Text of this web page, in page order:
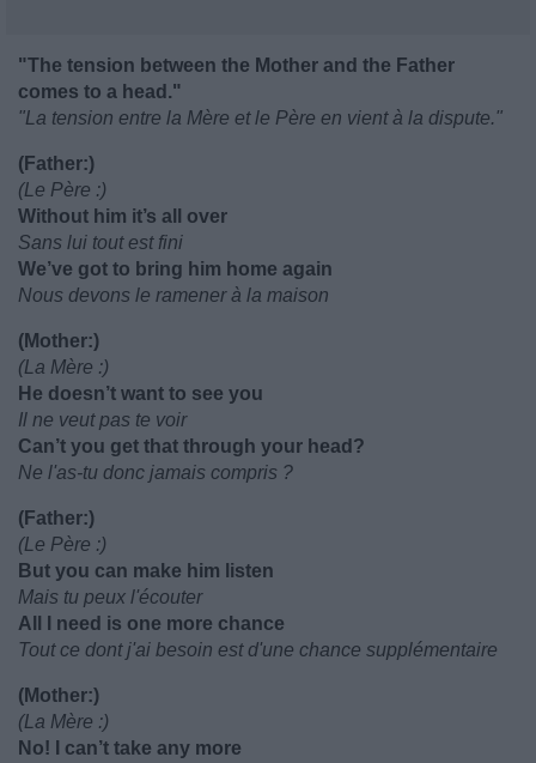
"The tension between the Mother and the Father
comes to a head."
"La tension entre la Mère et le Père en vient à la dispute."
(Father:)
(Le Père :)
Without him it’s all over
Sans lui tout est fini
We’ve got to bring him home again
Nous devons le ramener à la maison
(Mother:)
(La Mère :)
He doesn’t want to see you
Il ne veut pas te voir
Can’t you get that through your head?
Ne l'as-tu donc jamais compris ?
(Father:)
(Le Père :)
But you can make him listen
Mais tu peux l'écouter
All I need is one more chance
Tout ce dont j'ai besoin est d'une chance supplémentaire
(Mother:)
(La Mère :)
No! I can’t take any more